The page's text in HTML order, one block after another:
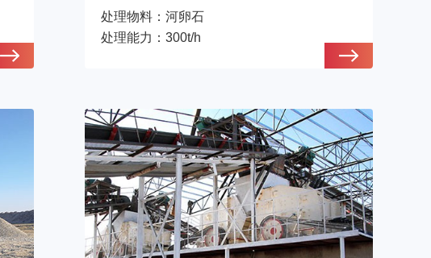
处理物料： 河卵石
处理能力： 300t/h